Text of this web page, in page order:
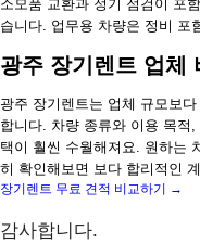
소모품 교환과 정기 점검이 포
습니다. 업무용 차량은 정비 포
광주 장기렌트 업체
광주 장기렌트는 업체 규모보
합니다. 차량 종류와 이용 목적
택이 훨씬 수월해져요. 원하는
히 확인해보면 보다 합리적인
장기렌트 무료 견적 비교하기 →
감사합니다.